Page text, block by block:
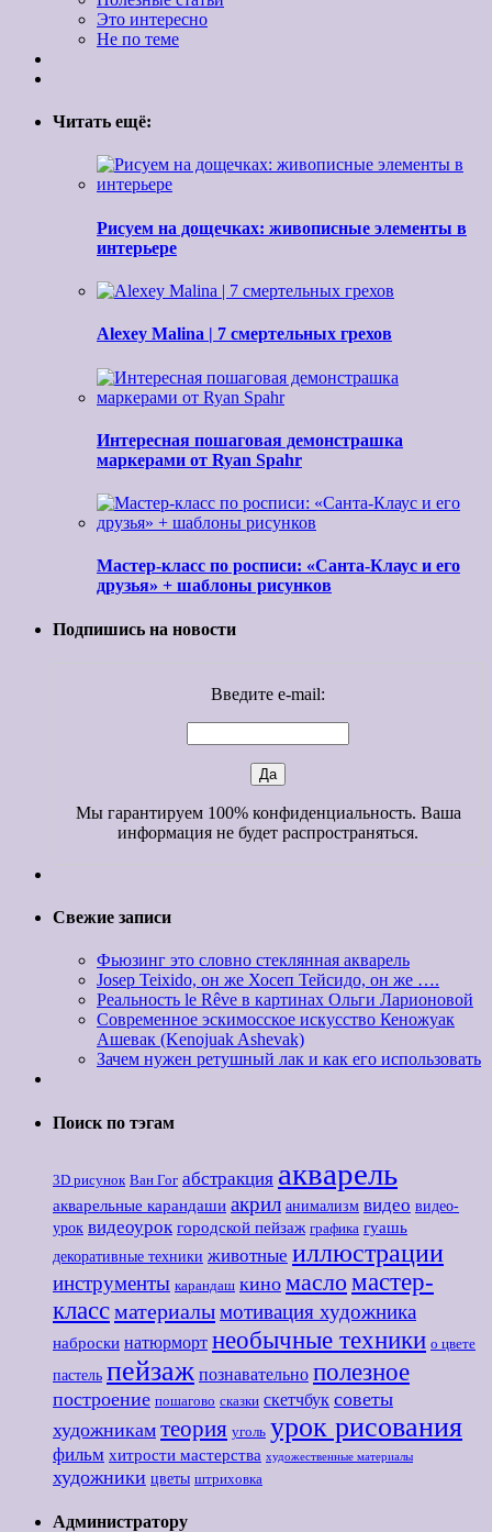
Это интересно
Не по теме
Читать ещё:
Рисуем на дощечках: живописные элементы в
интерьере
Alexey Malina | 7 смертельных грехов
Интересная пошаговая демонстрашка
маркерами от Ryan Spahr
Мастер-класс по росписи: «Санта-Клаус и его
друзья» + шаблоны рисунков
Подпишись на новости
Введите e-mail:
Мы гарантируем 100% конфиденциальность. Ваша
информация не будет распространяться.
Свежие записи
Фьюзинг это словно стеклянная акварель
Josep Teixido, он же Хосеп Тейсидо, он же ….
Реальность le Rêve в картинах Ольги Ларионовой
Современное эскимосское искусство Кеножуак
Ашевак (Kenojuak Ashevak)
Зачем нужен ретушный лак и как его использовать
Поиск по тэгам
3D рисунок Ван Гог абстракция акварель
акварельные карандаши акрил анимализм видео видео-
урок видеоурок городской пейзаж графика гуашь
декоративные техники животные иллюстрации
инструменты карандаш кино масломастер-
классматериалымотивация художника
наброски натюрморт необычные техники о цвете
пастель пейзаж познавательно полезное
построение пошагово сказки скетчбук советы
художникам теория уголь урок рисования
фильм хитрости мастерства художественные материалы
художники цветы штриховка
Администратору